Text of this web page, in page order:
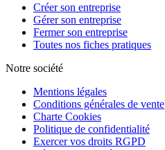
Créer son entreprise
Gérer son entreprise
Fermer son entreprise
Toutes nos fiches pratiques
Notre société
Mentions légales
Conditions générales de vente
Charte Cookies
Politique de confidentialité
Exercer vos droits RGPD